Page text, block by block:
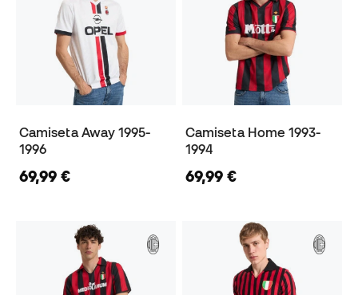
Camiseta Away 1995-
1996
69,99 €
Camiseta Home 1993-
1994
69,99 €